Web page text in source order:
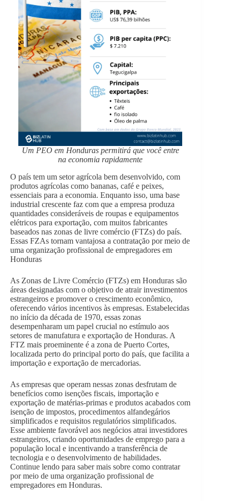
Um PEO em Honduras permitirá que você entre
na economia rapidamente
O país tem um setor agrícola bem desenvolvido, com
produtos agrícolas como bananas, café e peixes,
essenciais para a economia. Enquanto isso, uma base
industrial crescente faz com que a empresa produza
quantidades consideráveis de roupas e equipamentos
elétricos para exportação, com muitos fabricantes
baseados nas zonas de livre comércio (FTZs) do país.
Essas FZAs tornam vantajosa a contratação por meio de
uma organização profissional de empregadores em
Honduras
As Zonas de Livre Comércio (FTZs) em Honduras são
áreas designadas com o objetivo de atrair investimentos
estrangeiros e promover o crescimento econômico,
oferecendo vários incentivos às empresas. Estabelecidas
no início da década de 1970, essas zonas
desempenharam um papel crucial no estímulo aos
setores de manufatura e exportação de Honduras. A
FTZ mais proeminente é a zona de Puerto Cortes,
localizada perto do principal porto do país, que facilita a
importação e exportação de mercadorias.
As empresas que operam nessas zonas desfrutam de
benefícios como isenções fiscais, importação e
exportação de matérias-primas e produtos acabados com
isenção de impostos, procedimentos alfandegários
simplificados e requisitos regulatórios simplificados.
Esse ambiente favorável aos negócios atrai investidores
estrangeiros, criando oportunidades de emprego para a
população local e incentivando a transferência de
tecnologia e o desenvolvimento de habilidades.
Continue lendo para saber mais sobre como contratar
por meio de uma organização profissional de
empregadores em Honduras.